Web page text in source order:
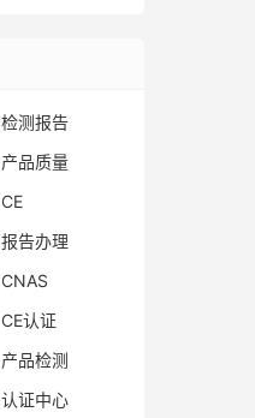
检测报告
产品质量
CE
报告办理
CNAS
CE认证
产品检测
认证中心